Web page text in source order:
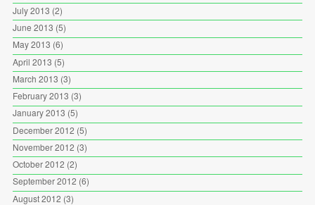
July 2013 (2)
June 2013 (5)
May 2013 (6)
April 2013 (5)
March 2013 (3)
February 2013 (3)
January 2013 (5)
December 2012 (5)
November 2012 (3)
October 2012 (2)
September 2012 (6)
August 2012 (3)